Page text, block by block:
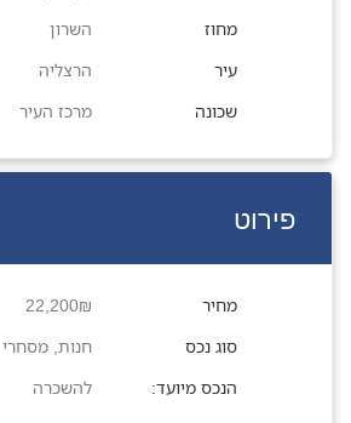
מחוז
השרון
עיר
הרצליה
שכונה
מרכז העיר
פירוט
מחיר
22,200₪
סוג נכס
חנות, מסחרי
הנכס מיועד:
להשכרה